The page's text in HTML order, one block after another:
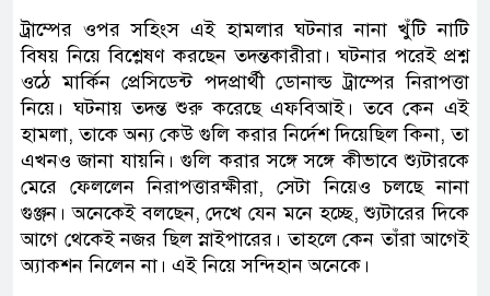
ট্রাম্পের ওপর সহিংস এই হামলার ঘটনার নানা খুঁটি নাটি
বিষয় নিয়ে বিশ্লেষণ করছেন তদন্তকারীরা। ঘটনার পরেই প্রশ্ন
ওঠে মার্কিন প্রেসিডেন্ট পদপ্রার্থী ডোনাল্ড ট্রাম্পের নিরাপত্তা
নিয়ে। ঘটনায় তদন্ত শুরু করেছে এফবিআই। তবে কেন এই
হামলা, তাকে অন্য কেউ গুলি করার নির্দেশ দিয়েছিল কিনা, তা
এখনও জানা যায়নি। গুলি করার সঙ্গে সঙ্গে কীভাবে শ্যুটারকে
মেরে ফেললেন নিরাপত্তারক্ষীরা, সেটা নিয়েও চলছে নানা
গুঞ্জন। অনেকেই বলছেন, দেখে যেন মনে হচ্ছে, শ্যুটারের দিকে
আগে থেকেই নজর ছিল স্নাইপারের। তাহলে কেন তাঁরা আগেই
অ্যাকশন নিলেন না। এই নিয়ে সন্দিহান অনেকে।